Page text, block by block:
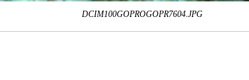
DCIM100GOPROGOPR7604.JPG